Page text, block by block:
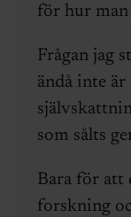
för hur man
Frågan jag
ändå inte är
som sålts
Bara för att
forskning